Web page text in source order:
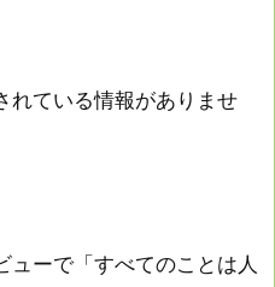
れている情報がありませ
ューで「すべてのことは人